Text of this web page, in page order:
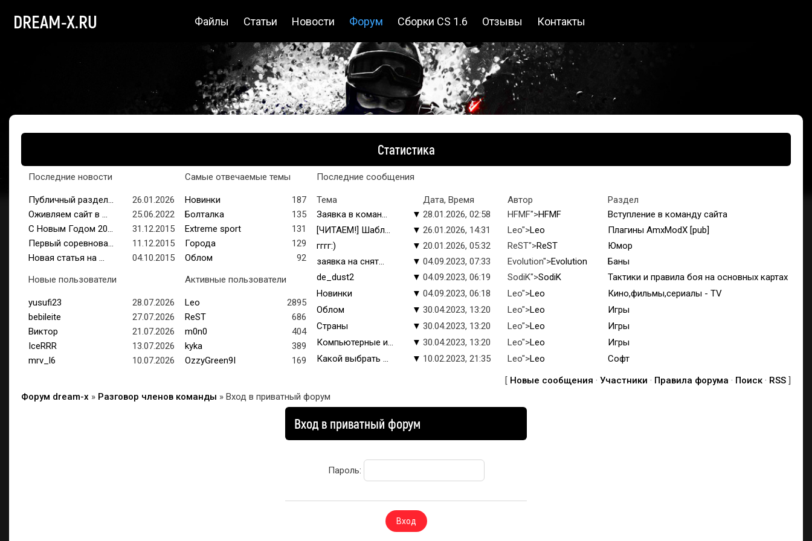
DREAM-X.RU Файлы Статьи Новости Форум Сборки CS 1.6 Отзывы Контакты
Статистика
Последние новости Самые отвечаемые темы Последние сообщения
Публичный раздел...
26.01.2026
Оживляем сайт в ...
25.06.2022
С Новым Годом 20...
31.12.2015
Первый соревнова...
11.12.2015
Новая статья на ...
04.10.2015
Новинки
187
Болталка
135
Extreme sport
131
Города
129
Облом
92
Тема Дата, Время Автор
Раздел
Заявка в коман...
▼ 28.01.2026, 02:58 HFMF">HFMF
Вступление в команду сайта
[ЧИТАЕМ!] Шабл...
▼ 26.01.2026, 14:31 Leo">Leo
Плагины AmxModX [pub]
гггг:)
▼ 20.01.2026, 05:32 ReST">ReST
Юмор
заявка на снят...
▼ 04.09.2023, 07:33 Evolution">Evolution
Баны
de_dust2
▼ 04.09.2023, 06:19 SodiK">SodiK
Тактики и правила боя на основных картах
Новинки
▼ 04.09.2023, 06:18 Leo">Leo
Кино,фильмы,сериалы - TV
Облом
▼ 30.04.2023, 13:20 Leo">Leo
Игры
Страны
▼ 30.04.2023, 13:20 Leo">Leo
Игры
Компьютерные и...
▼ 30.04.2023, 13:20 Leo">Leo
Игры
Какой выбрать ...
▼ 10.02.2023, 21:35 Leo">Leo Софт
Новые пользователи Активные пользователи
yusufi23
28.07.2026
bebileite
27.07.2026
Виктор
21.07.2026
IceRRR
13.07.2026
mrv_l6
10.07.2026
Leo
2895
ReST
686
m0n0
404
kyka
389
OzzyGreen9I
169
[ Новые сообщения · Участники · Правила форума · Поиск · RSS ]
Форум dream-x » Разговор членов команды » Вход в приватный форум
Вход в приватный форум
Пароль: